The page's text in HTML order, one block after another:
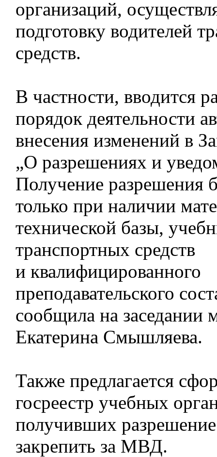
организаций,
подготовку водителей
средств.
В частности, вводится
порядок деятельности
внесения изменений в
„О разрешениях и
Получение разрешения
только при наличии
технической базы,
транспортных средств
и квалифицированного
преподавательского
сообщила на заседании
Екатерина Смышляева.
Также предлагается
госреестр учебных
получивших
закрепить за МВД.